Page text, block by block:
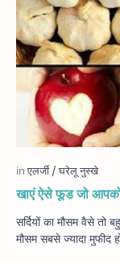
खाएं ऐसे फूड जो आपको
सर्दियों का मौसम वैसे तो
मौसम सबसे ज्यादा मुफीद